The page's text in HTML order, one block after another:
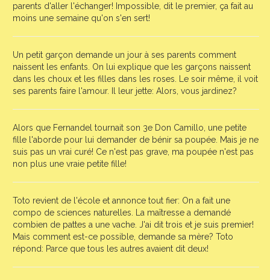
parents d'aller l'échanger! Impossible, dit le premier, ça fait au
moins une semaine qu'on s'en sert!
Un petit garçon demande un jour à ses parents comment
naissent les enfants. On lui explique que les garçons naissent
dans les choux et les filles dans les roses. Le soir même, il voit
ses parents faire l'amour. Il leur jette: Alors, vous jardinez?
Alors que Fernandel tournait son 3e Don Camillo, une petite
fille l'aborde pour lui demander de bénir sa poupée. Mais je ne
suis pas un vrai curé! Ce n'est pas grave, ma poupée n'est pas
non plus une vraie petite fille!
Toto revient de l'école et annonce tout fier: On a fait une
compo de sciences naturelles. La maîtresse a demandé
combien de pattes a une vache. J'ai dit trois et je suis premier!
Mais comment est-ce possible, demande sa mère? Toto
répond: Parce que tous les autres avaient dit deux!